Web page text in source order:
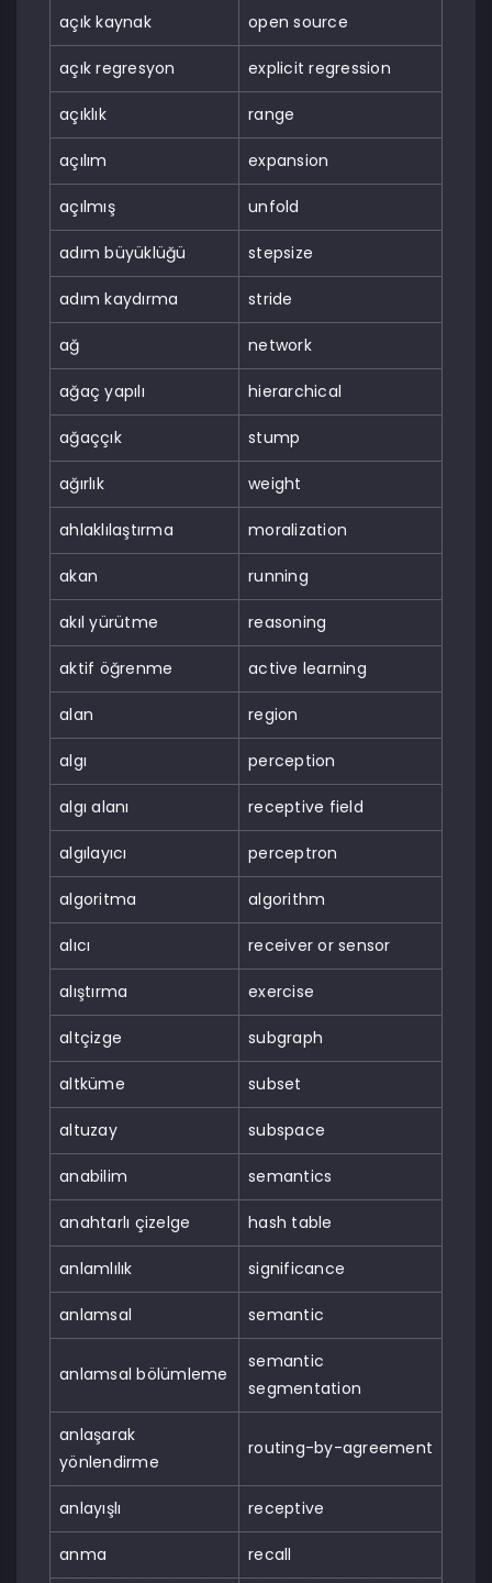
açık kaynak open source
açık regresyon explicit regression
açıklık range
açılım expansion
açılmış unfold
adım büyüklüğü stepsize
adım kaydırma stride
ağ network
ağaç yapılı hierarchical
ağaççık stump
ağırlık weight
ahlaklılaştırma moralization
akan running
akıl yürütme reasoning
aktif öğrenme active learning
alan region
algı perception
algı alanı receptive field
algılayıcı perceptron
algoritma algorithm
alıcı receiver or sensor
alıştırma exercise
altçizge subgraph
altküme subset
altuzay subspace
anabilim semantics
anahtarlı çizelge hash table
anlamlılık significance
anlamsal semantic
anlamsal bölümleme
semantic
segmentation
anlaşarak
yönlendirme
routing-by-agreement
anlayışlı receptive
anma recall